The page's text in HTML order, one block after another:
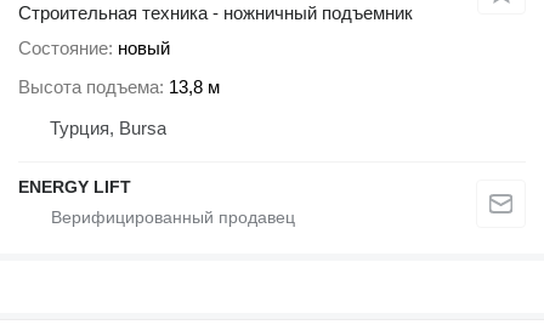
Строительная техника - ножничный подъемник
Состояние новый
Высота подъема 13,8 м
Турция, Bursa
ENERGY LIFT